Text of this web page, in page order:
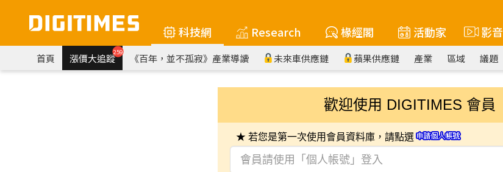
科技網 Research 椽經閣 活動家 影音
首頁 漲價大追蹤259 《百年，並不孤寂》產業導讀 未來車供應鏈 蘋果供應鏈 產業 區域 議題
歡迎使用 DIGITIMES 會員
★ 若您是第一次使用會員資料庫，請點選